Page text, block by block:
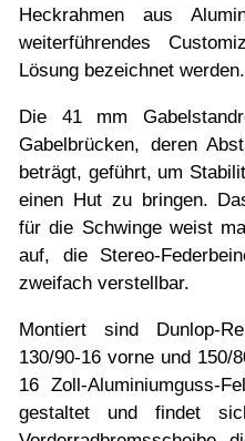
Heckrahmen aus
weiterführendes
Lösung bezeichnet werden.
Die 41 mm
Gabelbrücken, deren
beträgt, geführt, um
einen Hut zu bringen.
für die Schwinge weist
auf, die Stereo-
zweifach verstellbar.
Montiert sind Dunlop-
130/90-16 vorne und 150/
16 Zoll-Aluminiumguss-
gestaltet und findet